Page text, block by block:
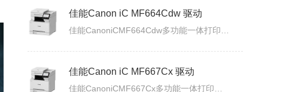
佳能Canon iC MF664Cdw 驱动